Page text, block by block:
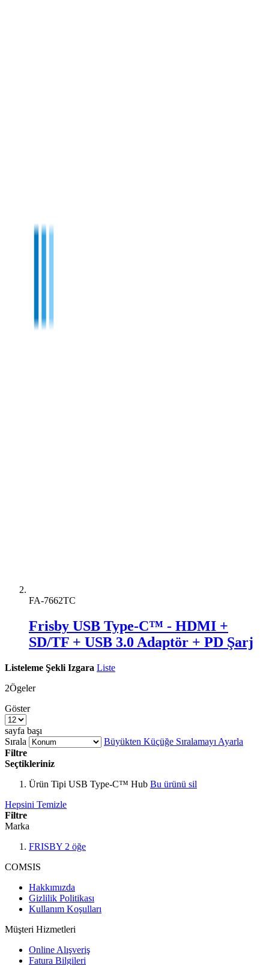
FA-7662TC
Frisby USB Type-C™ - HDMI +
SD/TF + USB 3.0 Adaptör + PD Şarj
Listeleme Şekli Izgara Liste
2Ögeler
Göster
sayfa başı
Sırala
Büyükten Küçüğe Sıralamayı Ayarla
Filtre
Seçtikleriniz
Ürün Tipi USB Type-C™ Hub Bu ürünü sil
Hepsini Temizle
Filtre
Marka
FRISBY 2 öğe
COMSIS
Hakkımızda
Gizlilik Politikası
Kullanım Koşulları
Müşteri Hizmetleri
Online Alışveriş
Fatura Bilgileri